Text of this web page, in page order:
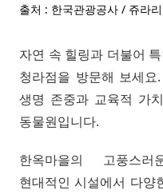
출처 : 한국관광공사 / 쥬라
자연 속 힐링과 더불어
청라점을 방문해 보세
생명 존중과 교육적 가
동물원입니다.
한옥마을의 고풍스
현대적인 시설에서 다양